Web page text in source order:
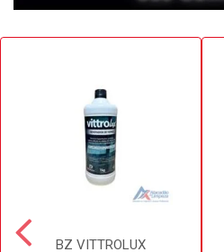
BZ VITTROLUX